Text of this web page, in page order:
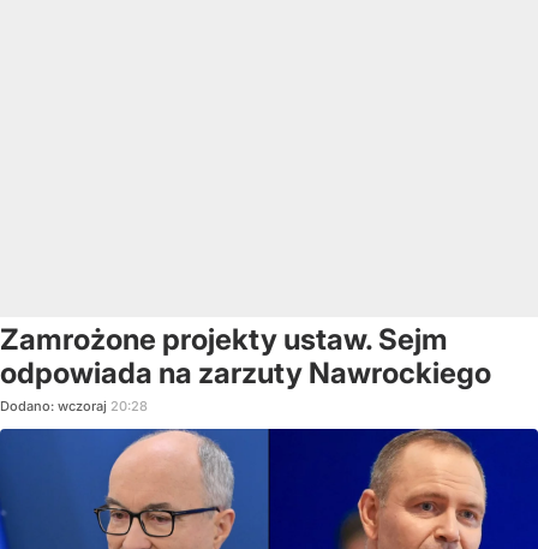
Zamrożone projekty ustaw. Sejm
odpowiada na zarzuty Nawrockiego
Dodano: wczoraj 20:28